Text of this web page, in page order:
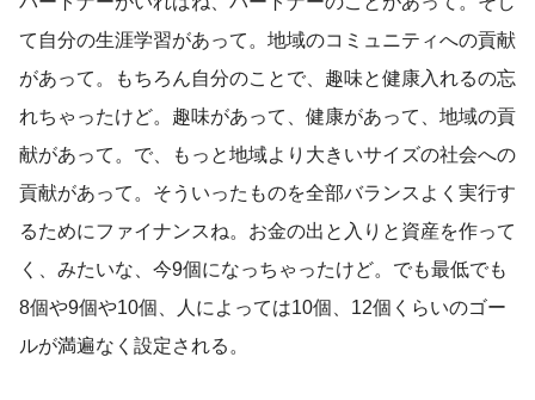
て自分の生涯学習があって。地域のコミュニティへの貢献
があって。もちろん自分のことで、趣味と健康入れるの忘
れちゃったけど。趣味があって、健康があって、地域の貢
献があって。で、もっと地域より大きいサイズの社会への
貢献があって。そういったものを全部バランスよく実行す
るためにファイナンスね。お金の出と入りと資産を作って
く、みたいな、今9個になっちゃったけど。でも最低でも
8個や9個や10個、人によっては10個、12個くらいのゴー
ルが満遍なく設定される。